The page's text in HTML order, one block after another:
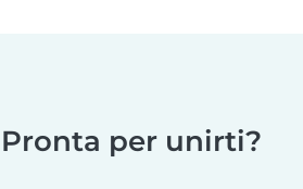
Pronta per unirti?